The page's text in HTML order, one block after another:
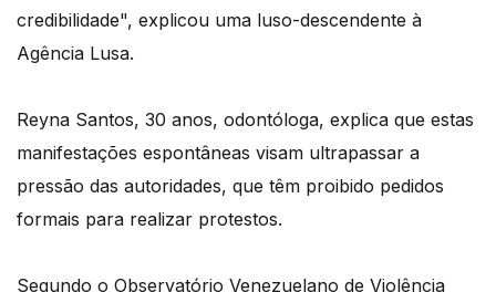
credibilidade", explicou uma luso-descendente à
Agência Lusa.
Reyna Santos, 30 anos, odontóloga, explica que estas
manifestações espontâneas visam ultrapassar a
pressão das autoridades, que têm proibido pedidos
formais para realizar protestos.
Segundo o Observatório Venezuelano de Violência